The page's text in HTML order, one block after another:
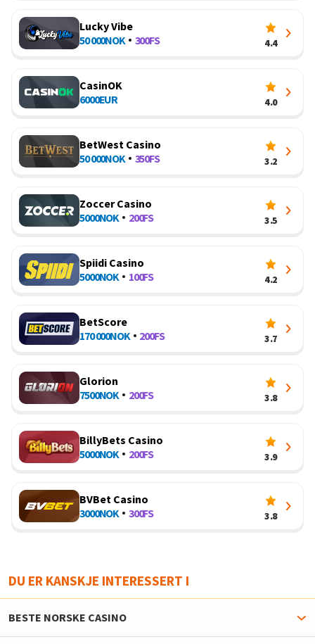
Lucky Vibe
50 000NOK FS
300 4.4
CasinOK
6000EUR 4.0
BetWest Casino
50 000NOK FS
350 3.2
Zoccer Casino
5000NOK FS
200 3.5
Spiidi Casino
5000NOK FS
100 4.2
BetScore
170 000NOK FS
200 3.7
Glorion
7500NOK FS
200 3.8
BillyBets Casino
5000NOK FS
200 3.9
BVBet Casino
3000NOK FS
300 3.8
DU ER KANSKJE INTERESSERT I
BESTE NORSKE CASINO